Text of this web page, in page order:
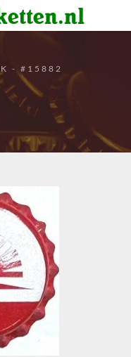
- #15882